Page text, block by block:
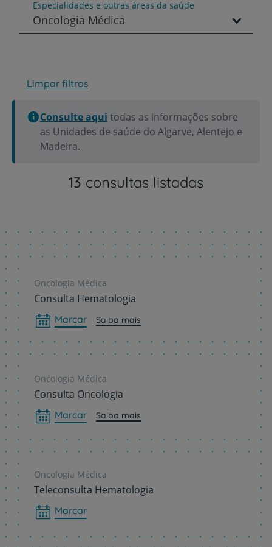
Especialidades e outras áreas da saúde
Oncologia Médica
Limpar filtros
Consulte aqui todas as informações sobre
as Unidades de saúde do Algarve, Alentejo e
Madeira.
13 consultas listadas
Oncologia Médica
Consulta Hematologia
Marcar Saiba mais
Oncologia Médica
Consulta Oncologia
Marcar Saiba mais
Oncologia Médica
Teleconsulta Hematologia
Marcar